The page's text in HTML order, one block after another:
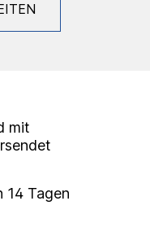
mit
14 Tagen